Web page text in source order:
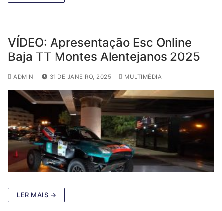
VÍDEO: Apresentação Esc Online
Baja TT Montes Alentejanos 2025
ADMIN 31 DE JANEIRO, 2025 MULTIMÉDIA
LER MAIS →